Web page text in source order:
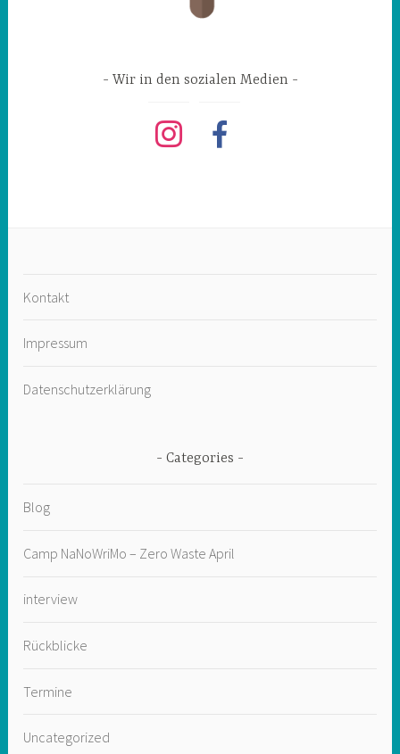
Wir in den sozialen Medien
instagram facebook
Kontakt
Impressum
Datenschutzerklärung
Categories
Blog
Camp NaNoWriMo – Zero Waste April
interview
Rückblicke
Termine
Uncategorized